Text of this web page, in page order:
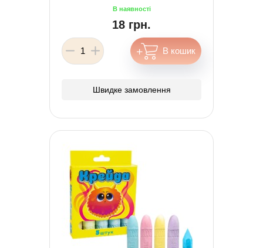
18 грн.
Швидке замовлення